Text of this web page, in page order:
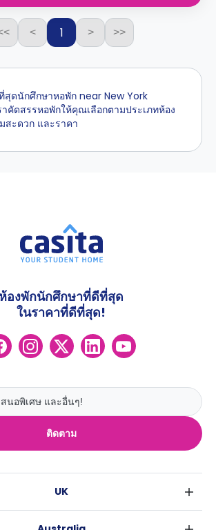
< 1 > >>
สุดนักศึกษาหอพัก near New York
าคัดสรรหอพักให้คุณเลือกตามประเภทห้อง
สะดวก และราคา
ติดตาม
ห้องพักนักศึกษาที่ดีที่สุด
ในราคาที่ดีที่สุด!
UK